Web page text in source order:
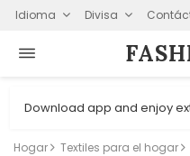
Idioma Divisa
Download app and enjoy
Hogar Textiles para el hogar